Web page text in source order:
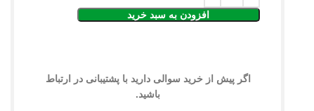
افزودن به سبد خرید
اگر پیش از خرید سوالی دارید با پشتیبانی در ارتباط
باشید.